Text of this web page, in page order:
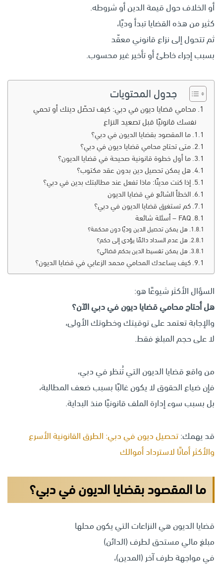
أو الخلاف حول قيمة الدين أو شروطه.
كثير من هذه القضايا تبدأ وديًا،
ثم تتحول إلى نزاع قانوني معقّد
بسبب إجراء خاطئ أو تأخير غير محسوب.
جدول المحتويات
محامي قضايا ديون في دبي: كيف تحصّل دينك أو تحمي
نفسك قانونيًا قبل تصعيد النزاع
ما المقصود بقضايا الديون في دبي؟
متى تحتاج محامي قضايا ديون في دبي؟
ما أول خطوة قانونية صحيحة في قضايا الديون؟
هل يمكن تحصيل دين بدون عقد مكتوب؟
إذا كنت مدينًا: ماذا تفعل عند مطالبتك بدين في دبي؟
الخطأ الشائع في قضايا الديون
كم تستغرق قضايا الديون في دبي؟
FAQ – أسئلة شائعة
هل يمكن تحصيل الدين وديًا دون محكمة؟
هل عدم السداد دائمًا يؤدي إلى حكم؟
هل يمكن تقسيط الدين بحكم قضائي؟
كيف يساعدك المحامي محمد الزعابي في قضايا الديون؟
السؤال الأكثر شيوعًا هو:
هل أحتاج محامي قضايا ديون في دبي الآن؟
والإجابة تعتمد على توقيتك وخطوتك الأولى،
لا على حجم المبلغ فقط.
من واقع قضايا الديون التي تُنظر في دبي،
فإن ضياع الحقوق لا يكون غالبًا بسبب ضعف المطالبة،
بل بسبب سوء إدارة الملف قانونيًا منذ البداية.
قد يهمك:تحصيل ديون في دبي: الطرق القانونية الأسرع
والأكثر أمانًا لاسترداد أموالك
ما المقصود بقضايا الديون في دبي؟
قضايا الديون هي النزاعات التي يكون محلها
مبلغ مالي مستحق لطرف (الدائن)
في مواجهة طرف آخر (المدين)،